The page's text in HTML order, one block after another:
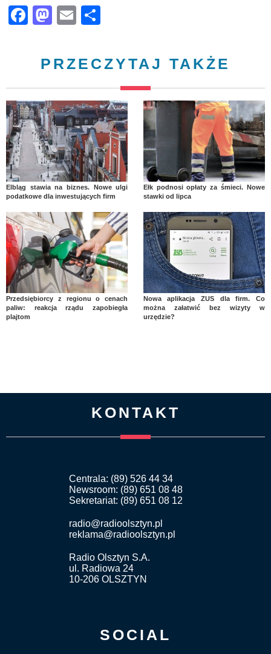
Facebook
Mastodon
Email
PRZECZYTAJ TAKŻE
Elbląg stawia na biznes. Nowe ulgi
podatkowe dla inwestujących firm
Ełk podnosi opłaty za śmieci. Nowe
stawki od lipca
Przedsiębiorcy z regionu o cenach
paliw: reakcja rządu zapobiegła
plajtom
Nowa aplikacja ZUS dla firm. Co
można załatwić bez wizyty w
urzędzie?
KONTAKT
Centrala: (89) 526 44 34
Newsroom: (89) 651 08 48
Sekretariat: (89) 651 08 12
radio@radioolsztyn.pl
reklama@radioolsztyn.pl
Radio Olsztyn S.A.
ul. Radiowa 24
10-206 OLSZTYN
SOCIAL